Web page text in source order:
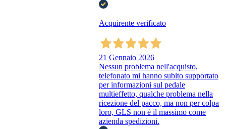
Acquirente verificato
21 Gennaio 2026
Nessun problema nell'acquisto,
telefonato mi hanno subito supportato
per informazioni sul pedale
multieffetto, qualche problema nella
ricezione del pacco, ma non per colpa
loro, GLS non è il massimo come
azienda spedizioni.